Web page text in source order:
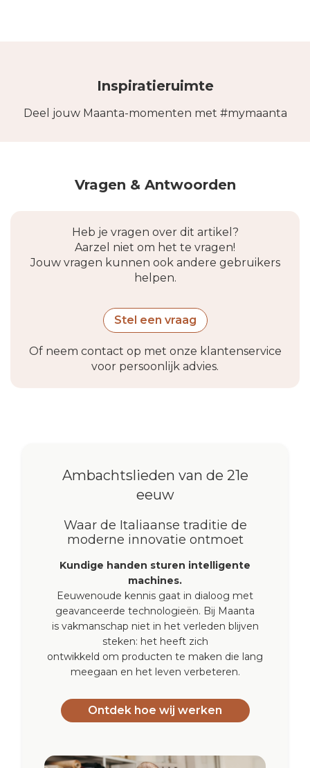
Inspiratieruimte
Deel jouw Maanta-momenten met #mymaanta
Vragen & Antwoorden
Heb je vragen over dit artikel?
Aarzel niet om het te vragen!
Jouw vragen kunnen ook andere gebruikers
helpen.
Stel een vraag
Of neem contact op met onze klantenservice
voor persoonlijk advies.
Ambachtslieden van de 21e
eeuw
Waar de Italiaanse traditie de
moderne innovatie ontmoet
Kundige handen sturen intelligente
machines.
Eeuwenoude kennis gaat in dialoog met
geavanceerde technologieën. Bij Maanta
is vakmanschap niet in het verleden blijven
steken: het heeft zich
ontwikkeld om producten te maken die lang
meegaan en het leven verbeteren.
Ontdek hoe wij werken